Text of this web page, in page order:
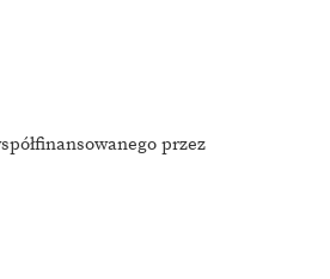
przez